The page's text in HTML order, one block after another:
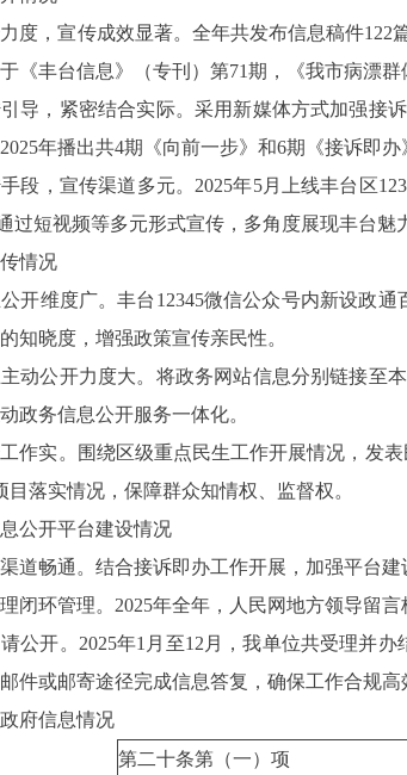
度，宣传成效显著。全年共发布信息稿件122
《丰台信息》（专刊）第71期，《我市病漂
导，紧密结合实际。 采用新媒体方式加强接
2025年播出共4期《向前一步》和6期《接诉即
手段 ， 宣传渠道多元。 2025年5月上线丰台区
过短视频等多元形式宣传，多角度展现丰台魅
情况
开维度广。丰台 12345微信公众号内新设政
知晓度，增强政策宣传亲民性。
动公开力度大。将政务网站信息分别链接至
政务信息公开服务一体化。
作实。围绕区级重点民生工作开展情况，发
目落实情况，保障群众知情权、监督权。
息公开平台建设情况
道畅通 。结合接诉即办工作开展， 加强平台建
闭环管理。2025年全年， 人民网地方领导留
公开。 2025年1月至12月，我单位共受理并办
件或邮寄途径完成信息答复，确保工作合规高
府信息情况
第二十条第（一）项